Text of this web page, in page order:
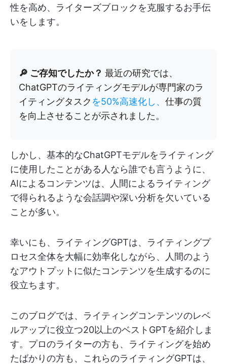
性を高め、ライターズブロックを克服するお手伝
いをします。
🔎 ご存知でしたか？ 最近の研究では、
ChatGPTのライティングモデルが専門家のラ
イティングタスク を50%高速化し、 仕事の質
を向上させることが示されました。
しかし、基本的なChatGPTモデルをライティング
に使用したことがある人なら誰でも言うように、
AIによるコンテンツは、人間によるライティング
で得られるような会話調や深い分析を欠いている
ことが多い。
幸いにも、ライティングGPTは、ライティングプ
ロセス全体を大幅に効率化しながら、人間のよう
なアウトプットに似たコンテンツを生成するのに
役立ちます。
このブログでは、ライティングコンテンツのレベ
ルアップに役立つ20以上のベストGPTを紹介しま
す。プロのライターの方も、ライティングを始め
たばかりの方も、これらのライティングGPTは、